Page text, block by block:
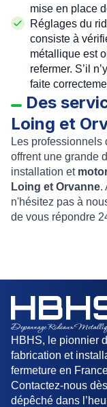
mise en place
Réglages du
consiste à
métallique est
refermer. S’il
faite
Des
Loing et
Les professionnels
offrent une grande
installation et
Loing et Orvanne.
n'hésitez pas à
de vous répondre
HBHS, le pionnier
fabrication et
fermeture en
Contactez-nous
dépêché dans